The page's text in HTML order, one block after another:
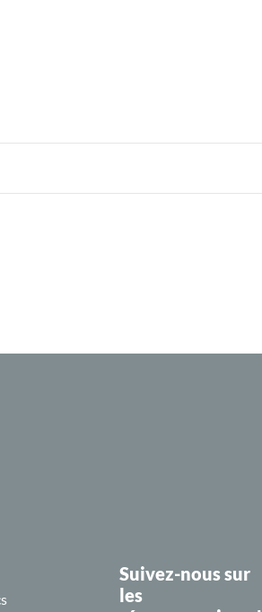
Suivez-nous sur
les